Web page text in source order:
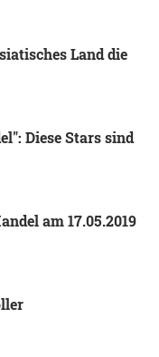
Land die
Diese Stars sind
am 17.05.2019